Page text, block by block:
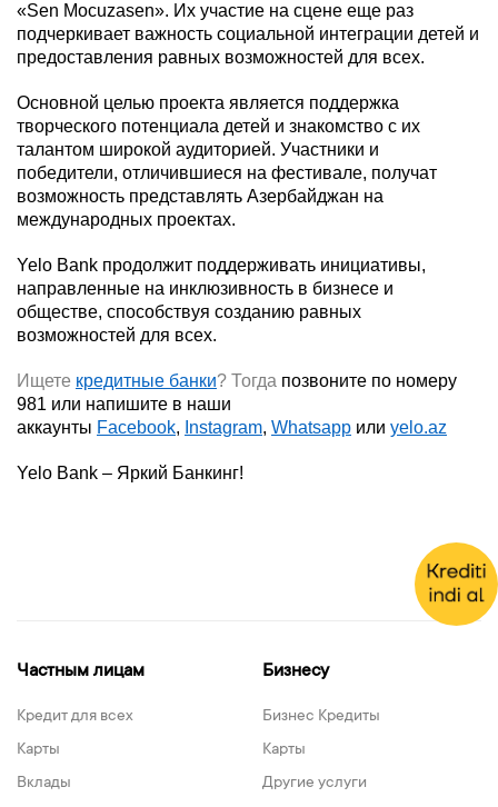
«Sen Mocuzasen». Их участие на сцене еще раз
подчеркивает важность социальной интеграции детей и
предоставления равных возможностей для всех.
Основной целью проекта является поддержка
творческого потенциала детей и знакомство с их
талантом широкой аудиторией. Участники и
победители, отличившиеся на фестивале, получат
возможность представлять Азербайджан на
международных проектах.
Yelo Bank продолжит поддерживать инициативы,
направленные на инклюзивность в бизнесе и
обществе, способствуя созданию равных
возможностей для всех.
Ищете кредитные банки? Тогда позвоните по номеру
981 или напишите в наши
аккаунты Facebook, Instagram, Whatsapp или yelo.az
Yelo Bank – Яркий Банкинг!
Частным лицам
Кредит для всех
Карты
Вклады
Бизнесу
Бизнес Кредиты
Карты
Другие услуги